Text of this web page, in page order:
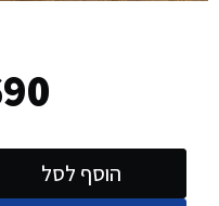
הוסף לסל